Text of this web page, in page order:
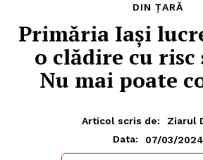
DIN ȚARĂ
Primăria Iași
o clădire cu risc
Nu mai poate
Articol scris de:
Ziarul
Data:
07/03/2024